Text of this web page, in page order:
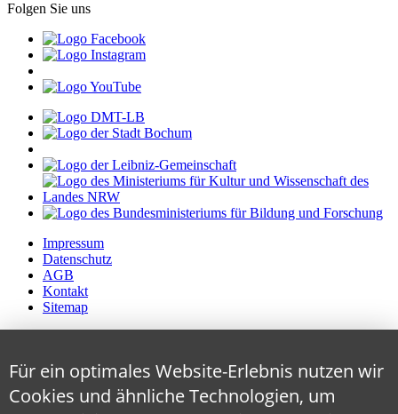
Folgen Sie uns
Impressum
Datenschutz
AGB
Kontakt
Sitemap
Für ein optimales Website-Erlebnis nutzen wir
Cookies und ähnliche Technologien, um